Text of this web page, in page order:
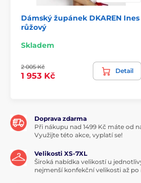
Dámský župánek DKAREN Ines
růžový
Skladem
2 005 Kč
1 953 Kč
Detail
Doprava zdarma
Při nákupu nad 1499 Kč máte od
Využijte této akce, vyplatí se!
Velikosti XS-7XL
Široká nabídka velikostí u
nejmenší konfekční velikosti až po